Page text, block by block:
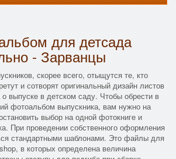
для детсада
- Зарванцы
скорее всего, отыщутся те, кто
и сотворят оригинальный дизайн листов
выпуске в детском саду. Чтобы обрести в
фотоальбом выпускника, вам нужно на
выбор на одной фотокниге и
При проведении собственного оформления
стандартными шаблонами. Это файлы для
в которых определена величина